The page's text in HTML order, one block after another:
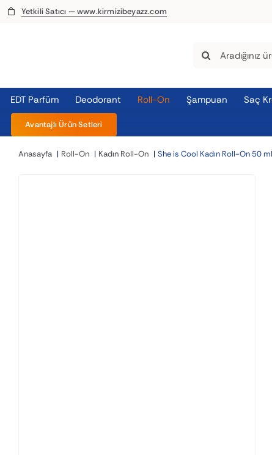
SkipYetkili Satıcı — www.kirmizibeyazz.com
Search
EDT Parfüm Deodorant Roll-On Şampuan Saç
Avantajlı Ürün Setleri
Anasayfa Roll-On Kadın Roll-On She is Cool Kadın Roll-On 50 ml